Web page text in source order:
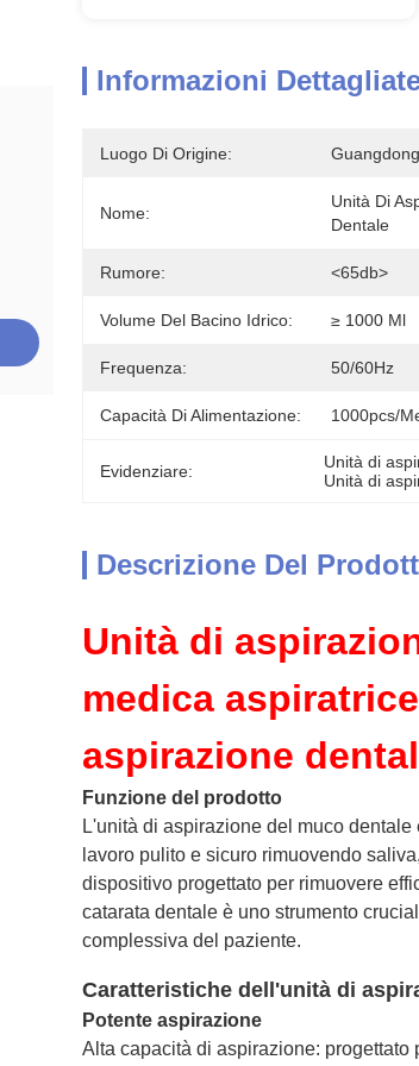
Informazioni
Luogo Di Origine:
Nome:
Unità Di
Dentale
Rumore: <65db>
Volume Del Bacino Idrico: ≥ 1000 Ml
Frequenza: 50/60Hz
Capacità Di Alimentazione: 1000pcs/
Evidenziare: Unità di
Unità di
Descrizione Del
Unità di
medica
aspirazione
Funzione del prodotto
L'unità di aspirazione del muco
lavoro pulito e sicuro rimuovendo
dispositivo progettato per rimuovere
catarata dentale è uno strumento
complessiva del paziente.
Caratteristiche dell'unità di
Potente aspirazione
Alta capacità di aspirazione: